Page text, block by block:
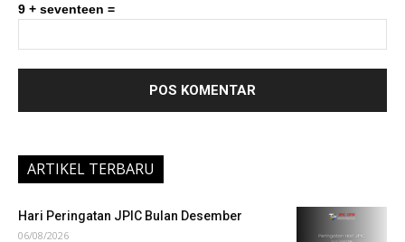
9 + seventeen =
ARTIKEL TERBARU
Hari Peringatan JPIC Bulan Desember
06/08/2026